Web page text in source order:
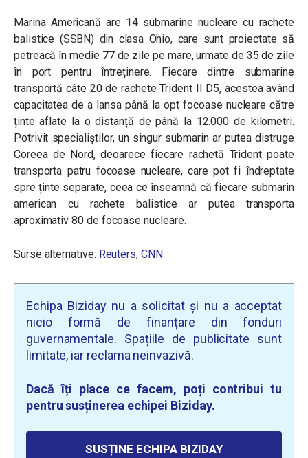
Marina Americană are 14 submarine nucleare cu rachete
balistice (SSBN) din clasa Ohio, care sunt proiectate să
petreacă în medie 77 de zile pe mare, urmate de 35 de zile
în port pentru întreținere. Fiecare dintre submarine
transportă câte 20 de rachete Trident II D5, acestea având
capacitatea de a lansa până la opt focoase nucleare către
ținte aflate la o distanță de până la 12.000 de kilometri.
Potrivit specialiștilor, un singur submarin ar putea distruge
Coreea de Nord, deoarece fiecare rachetă Trident poate
transporta patru focoase nucleare, care pot fi îndreptate
spre ținte separate, ceea ce înseamnă că fiecare submarin
american cu rachete balistice ar putea transporta
aproximativ 80 de focoase nucleare.
Surse alternative: Reuters, CNN
Echipa Biziday nu a solicitat și nu a acceptat
nicio formă de finanțare din fonduri
guvernamentale. Spațiile de publicitate sunt
limitate, iar reclama neinvazivă.
Dacă îți place ce facem, poți contribui tu
pentru susținerea echipei Biziday.
SUSȚINE ECHIPA BIZIDAY